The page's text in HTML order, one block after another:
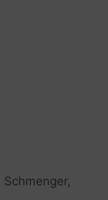
Schmenger,